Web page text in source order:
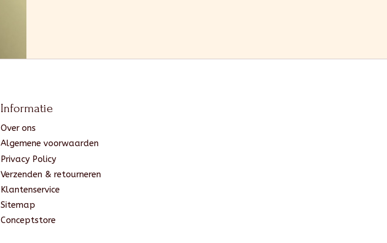
Informatie
Over ons
Algemene voorwaarden
Privacy Policy
Verzenden & retourneren
Klantenservice
Sitemap
Conceptstore